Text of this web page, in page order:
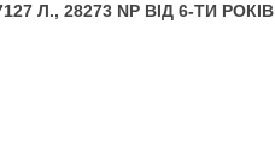
Л., 28273 NP ВІД 6-ТИ РОКІВ